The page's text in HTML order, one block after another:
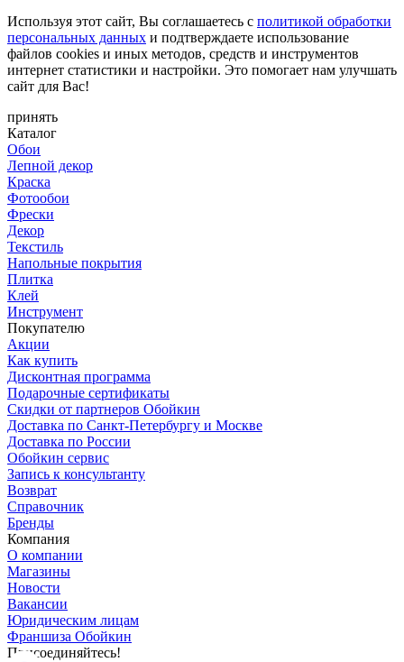
Используя этот сайт, Вы соглашаетесь с политикой обработки
персональных данных и подтверждаете использование
файлов cookies и иных методов, средств и инструментов
интернет статистики и настройки. Это помогает нам улучшать
сайт для Вас!
принять
Каталог
Обои
Лепной декор
Краска
Фотообои
Фрески
Декор
Текстиль
Напольные покрытия
Плитка
Клей
Инструмент
Покупателю
Акции
Как купить
Дисконтная программа
Подарочные сертификаты
Скидки от партнеров Обойкин
Доставка по Санкт-Петербургу и Москве
Доставка по России
Обойкин сервис
Запись к консультанту
Возврат
Справочник
Бренды
Компания
О компании
Магазины
Новости
Вакансии
Юридическим лицам
Франшиза Обойкин
Присоединяйтесь!